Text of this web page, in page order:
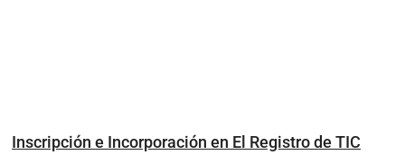
Inscripción e Incorporación en El Registro de TIC